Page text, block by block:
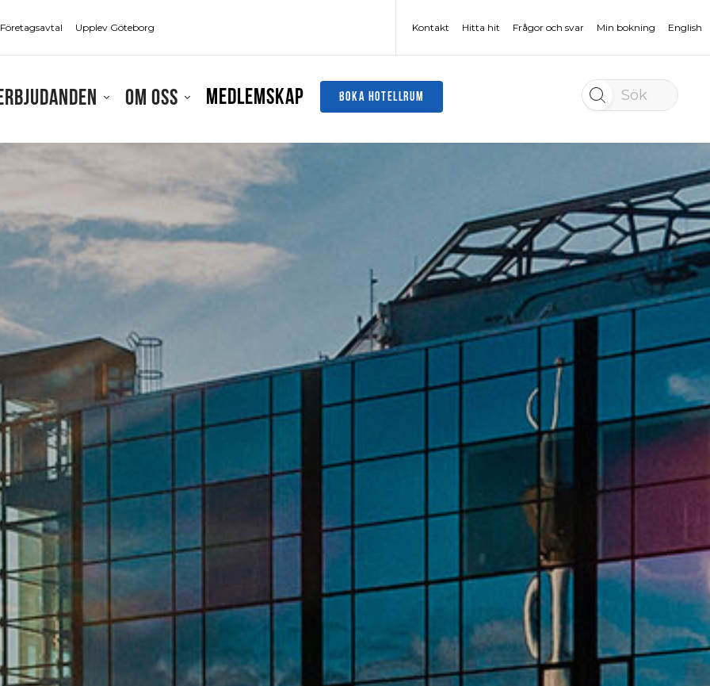
Företagsavtal Upplev Göteborg Kontakt Hitta hit Frågor och svar Min bokning English
Om oss Medlemskap BOKA HOTELLRUM Sök